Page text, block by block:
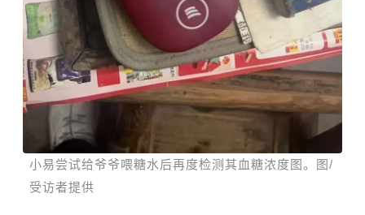
小易尝试给爷爷喂糖水后再度检测其血糖浓度图。图/
受访者提供